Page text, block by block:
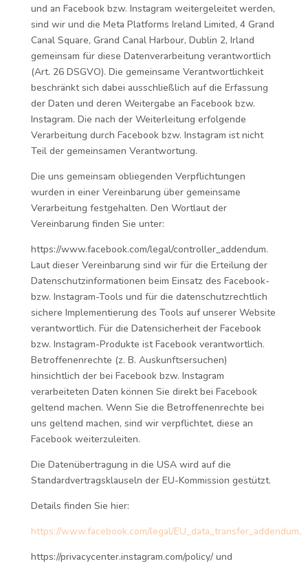
und an Facebook bzw. Instagram weitergeleitet werden,
sind wir und die Meta Platforms Ireland Limited, 4 Grand
Canal Square, Grand Canal Harbour, Dublin 2, Irland
gemeinsam für diese Datenverarbeitung verantwortlich
(Art. 26 DSGVO). Die gemeinsame Verantwortlichkeit
beschränkt sich dabei ausschließlich auf die Erfassung
der Daten und deren Weitergabe an Facebook bzw.
Instagram. Die nach der Weiterleitung erfolgende
Verarbeitung durch Facebook bzw. Instagram ist nicht
Teil der gemeinsamen Verantwortung.
Die uns gemeinsam obliegenden Verpflichtungen
wurden in einer Vereinbarung über gemeinsame
Verarbeitung festgehalten. Den Wortlaut der
Vereinbarung finden Sie unter:
https://www.facebook.com/legal/controller_addendum.
Laut dieser Vereinbarung sind wir für die Erteilung der
Datenschutzinformationen beim Einsatz des Facebook-
bzw. Instagram-Tools und für die datenschutzrechtlich
sichere Implementierung des Tools auf unserer Website
verantwortlich. Für die Datensicherheit der Facebook
bzw. Instagram-Produkte ist Facebook verantwortlich.
Betroffenenrechte (z. B. Auskunftsersuchen)
hinsichtlich der bei Facebook bzw. Instagram
verarbeiteten Daten können Sie direkt bei Facebook
geltend machen. Wenn Sie die Betroffenenrechte bei
uns geltend machen, sind wir verpflichtet, diese an
Facebook weiterzuleiten.
Die Datenübertragung in die USA wird auf die
Standardvertragsklauseln der EU-Kommission gestützt.
Details finden Sie hier:
https://www.facebook.com/legal/EU_data_transfer_addendum,
https://privacycenter.instagram.com/policy/ und